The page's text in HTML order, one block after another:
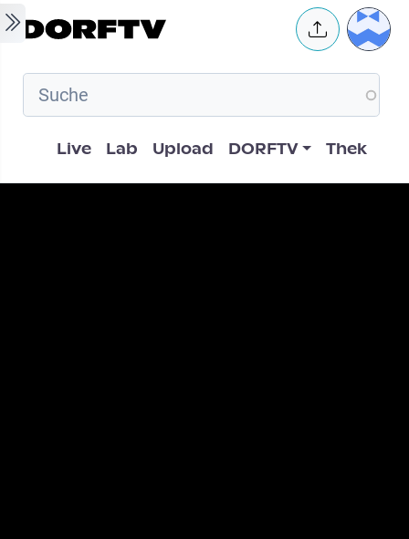
Skip to main content User
Hauptnavigation
Live Lab Upload DORFTV Thek